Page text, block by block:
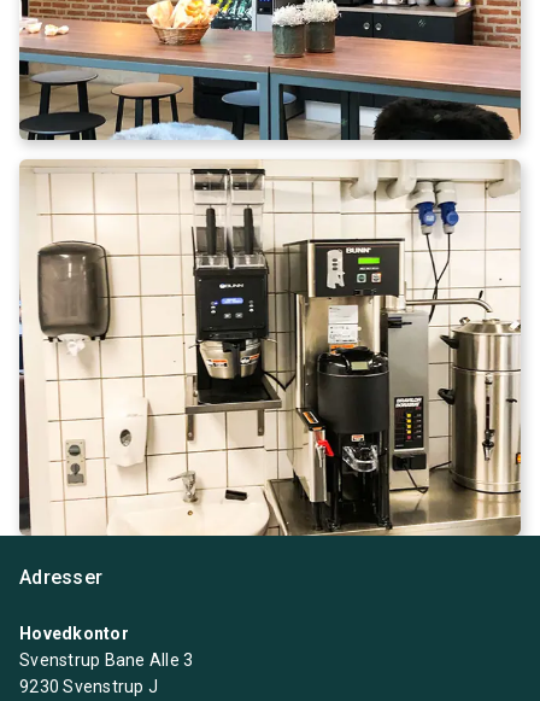
Adresser
Hovedkontor
Svenstrup Bane Alle 3
9230 Svenstrup J